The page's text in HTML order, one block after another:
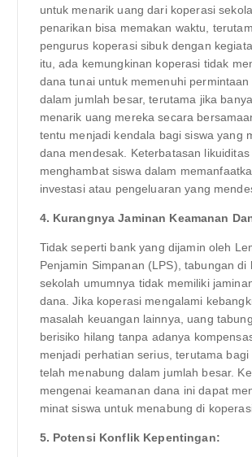
untuk menarik uang dari koperasi
penarikan bisa memakan waktu,
pengurus koperasi sibuk dengan
itu, ada kemungkinan koperasi tidak
dana tunai untuk memenuhi permintaan
dalam jumlah besar, terutama jika
menarik uang mereka secara
tentu menjadi kendala bagi siswa yang
dana mendesak. Keterbatasan
menghambat siswa dalam
investasi atau pengeluaran yang
4. Kurangnya Jaminan Keamanan
Tidak seperti bank yang dijamin oleh
Penjamin Simpanan (LPS), tabungan di
sekolah umumnya tidak memiliki
dana. Jika koperasi mengalami
masalah keuangan lainnya, uang
berisiko hilang tanpa adanya
menjadi perhatian serius, terutama bagi
telah menabung dalam jumlah besar.
mengenai keamanan dana ini dapat
minat siswa untuk menabung di
5. Potensi Konflik Kepentingan: